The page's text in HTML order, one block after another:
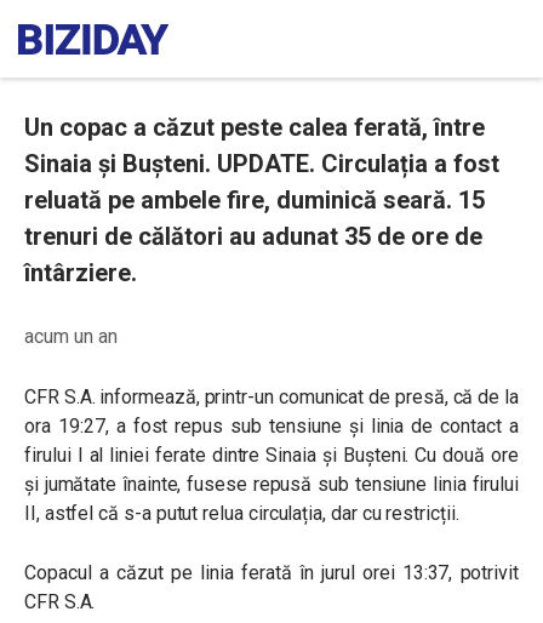
Un copac a căzut peste calea ferată, între
Sinaia și Bușteni. UPDATE. Circulația a fost
reluată pe ambele fire, duminică seară. 15
trenuri de călători au adunat 35 de ore de
întârziere.
acum un an
CFR S.A. informează, printr-un comunicat de presă, că de la
ora 19:27, a fost repus sub tensiune și linia de contact a
firului I al liniei ferate dintre Sinaia și Bușteni. Cu două ore
și jumătate înainte, fusese repusă sub tensiune linia firului
II, astfel că s-a putut relua circulația, dar cu restricții.
Copacul a căzut pe linia ferată în jurul orei 13:37, potrivit
CFR S.A.